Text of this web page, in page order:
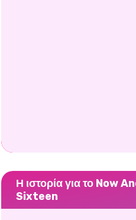
Η ιστορία για το Now
Sixteen